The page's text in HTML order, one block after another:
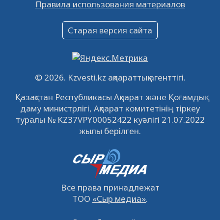
16.12.2022 61047
Объявление
09.12.2022
Свободные рабочие места
встречу с инвесторами в Кызылорде 22
ноября
21.11.2022 14945 0
© 2026. Kzvesti.kz ақпараттық агенттігі.
Қазақстан Республикасы Ақпарат және Қоғамдық
даму министрлігі, Ақпарат комитетінің тіркеу
туралы № KZ37VPY00052422 куәлігі 21.07.2022
жылы берілген.
Все права принадлежат
ТОО «Сыр медиа».
Правила использования материалов
Старая версия сайта